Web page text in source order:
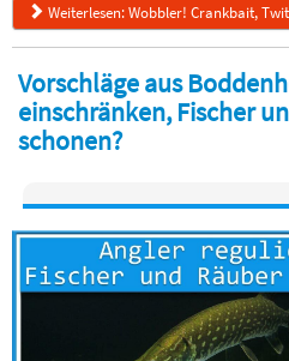
Weiterlesen: Wobbler! Crankbait,
Vorschläge aus
einschränken, Fischer
schonen?